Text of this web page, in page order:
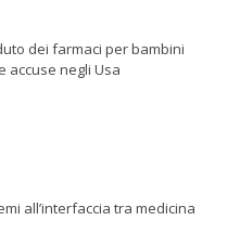
dei farmaci per bambini
accuse negli Usa
all’interfaccia tra medicina